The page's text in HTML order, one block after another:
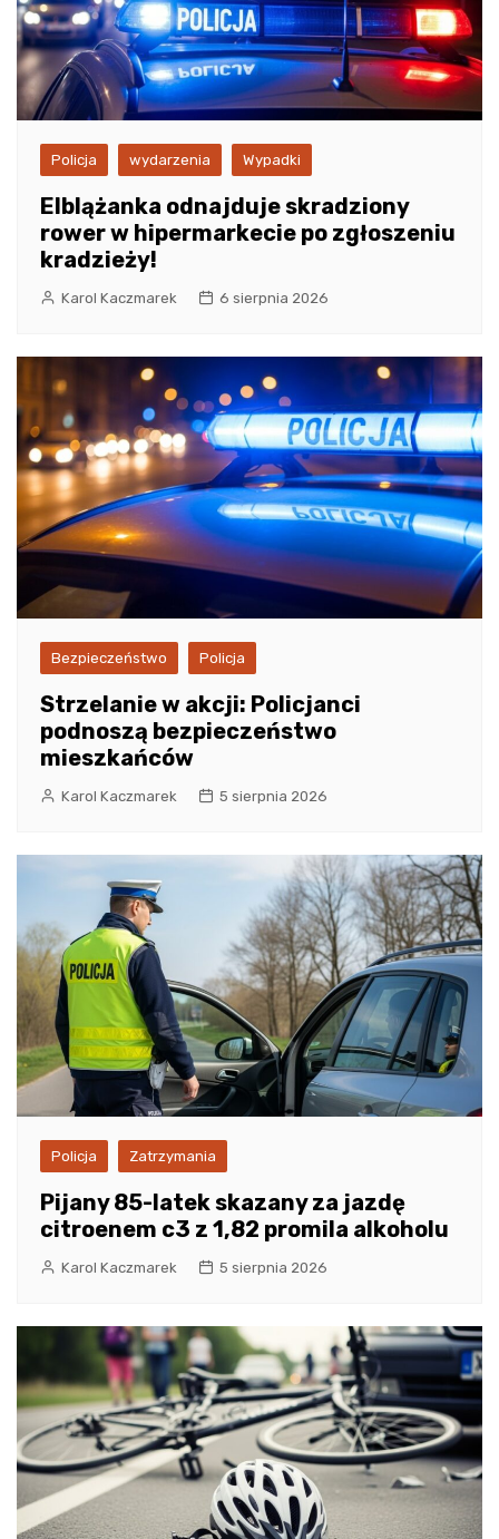
Policja wydarzenia Wypadki
Elblążanka odnajduje skradziony
rower w hipermarkecie po zgłoszeniu
kradzieży!
Karol Kaczmarek 6 sierpnia 2026
Bezpieczeństwo Policja
Strzelanie w akcji: Policjanci
podnoszą bezpieczeństwo
mieszkańców
Karol Kaczmarek 5 sierpnia 2026
Policja Zatrzymania
Pijany 85-latek skazany za jazdę
citroenem c3 z 1,82 promila alkoholu
Karol Kaczmarek 5 sierpnia 2026